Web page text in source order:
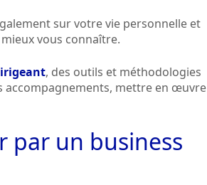
sur votre vie personnelle et
vous connaître.
, des outils et méthodologies
accompagnements, mettre en œuvre
par un business